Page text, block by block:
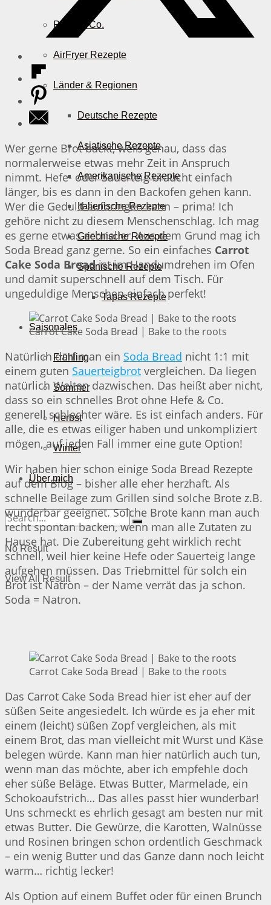
Pizza & Co.
AirFryer Rezepte
Länder & Regionen
Deutsche Rezepte
Asiatische Rezepte
Amerikanische Rezepte
Italienische Rezepte
Griechische Rezepte
Spanische Rezepte
Tapas Rezepte
Saisonales
Frühling
Sommer
Herbst
Winter
Über mich
No Result
View All Result
Wer gerne Brot backt, weiß genau, dass das
normalerweise etwas mehr Zeit in Anspruch
nimmt. Hefe- oder Sauerteig braucht einfach
länger, bis es dann in den Backofen gehen kann.
Wer die Geduld aufbringen kann – prima! Ich
gehöre nicht zu diesem Menschenschlag. Ich mag
es gerne etwas schneller. Aus dem Grund mag ich
Soda Bread ganz gerne. So ein einfaches Carrot
Cake Soda Breadist im Handumdrehen im Ofen
und damit superschnell auf dem Tisch. Für
ungeduldige Menschen einfach perfekt!
Carrot Cake Soda Bread | Bake to the roots
Natürlich darf man ein Soda Bread nicht 1:1 mit
einem guten Sauerteigbrot vergleichen. Da liegen
natürlich Welten dazwischen. Das heißt aber nicht,
dass so ein schnelles Brot ohne Hefe & Co.
generell schlechter wäre. Es ist einfach anders. Für
alle, die es etwas eiliger haben und unkompliziert
mögen, auf jeden Fall immer eine gute Option!
Wir haben hier schon einige Soda Bread Rezepte
auf dem Blog – bisher alle eher herzhaft. Als
schnelle Beilage zum Grillen sind solche Brote z.B.
wunderbar geeignet. Solche Brote kann man auch
recht spontan backen, wenn man alle Zutaten zu
Hause hat. Die Zubereitung geht wirklich recht
schnell, weil hier keine Hefe oder Sauerteig lange
aufgehen müssen. Das Triebmittel für solch ein
Brot ist Natron – der Name verrät das ja schon.
Soda = Natron.
Carrot Cake Soda Bread | Bake to the roots
Das Carrot Cake Soda Bread hier ist eher auf der
süßen Seite angesiedelt. Ich würde es ja eher mit
einem (leicht) süßen Zopf vergleichen, als mit
einem Brot, das man vielleicht mit Wurst und Käse
belegen würde. Kann man hier natürlich auch tun,
wenn man das möchte, aber ich empfehle doch
eher süße Beläge. Etwas Butter, Marmelade, ein
Schokoaufstrich… Das alles passt hier wunderbar!
Uns schmeckt es ehrlich gesagt am besten nur mit
etwas Butter. Die Gewürze, die Karotten, Walnüsse
und Rosinen bringen schon ordentlich Geschmack
– ein wenig Butter und das Ganze dann noch leicht
warm… richtig lecker!
Als Option auf einem Buffet oder für einen Brunch